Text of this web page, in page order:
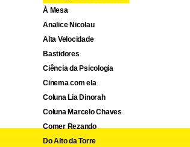
À Mesa
Analice Nicolau
Alta Velocidade
Bastidores
Ciência da Psicologia
Cinema com ela
Coluna Lia Dinorah
Coluna Marcelo Chaves
Comer Rezando
Do Alto da Torre